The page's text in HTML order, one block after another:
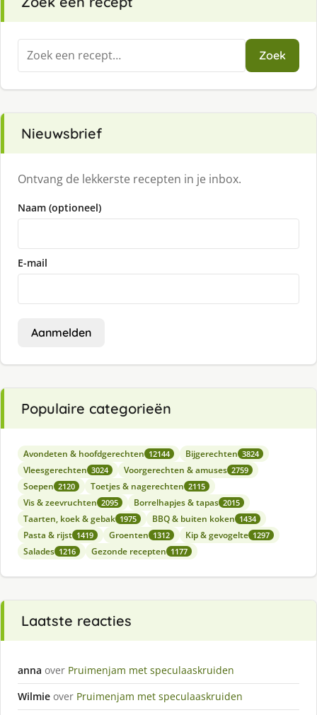
Zoeken
naar:
Zoek
Nieuwsbrief
Ontvang de lekkerste recepten in je inbox.
Naam (optioneel)
E-mail
Aanmelden
Populaire categorieën
Avondeten & hoofdgerechten 12144 Bijgerechten 3824
Vleesgerechten 3024 Voorgerechten & amuses 2759
Soepen 2120 Toetjes & nagerechten 2115
Vis & zeevruchten 2095 Borrelhapjes & tapas 2015
Taarten, koek & gebak 1975 BBQ & buiten koken 1434
Pasta & rijst 1419 Groenten 1312 Kip & gevogelte 1297
Salades 1216 Gezonde recepten 1177
Laatste reacties
anna over Pruimenjam met speculaaskruiden
Wilmie over Pruimenjam met speculaaskruiden